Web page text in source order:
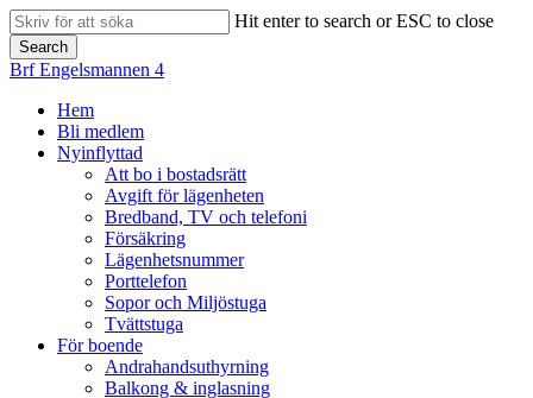
Skip
to
main
content
Hit enter to search or ESC to close
Search
Close
Brf Engelsmannen 4
search
Menu
Hem
Bli medlem
Nyinflyttad
Att bo i bostadsrätt
Avgift för lägenheten
Bredband, TV och telefoni
Försäkring
Lägenhetsnummer
Porttelefon
Sopor och Miljöstuga
Tvättstuga
För boende
Andrahandsuthyrning
Balkong & inglasning